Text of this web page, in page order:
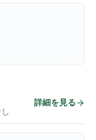
詳細を見る